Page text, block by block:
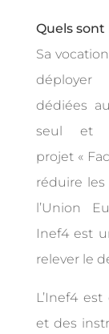
Quels sont
Sa
déployer
dédiées
seul et
projet «
réduire les
l’Union
Inef4 est
relever le
L’Inef4
et des